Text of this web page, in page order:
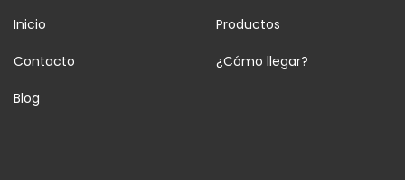
Inicio Productos
Contacto ¿Cómo llegar?
Blog